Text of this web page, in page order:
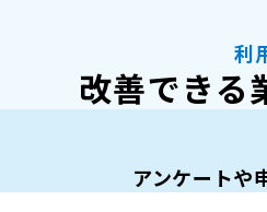
利
改善できる
アンケートや